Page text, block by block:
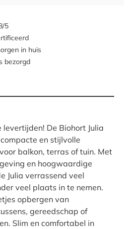
5
in huis
bezorgd
De Biohort Julia
en stijlvolle
balkon, terras of tuin. Met
en hoogwaardige
Julia verrassend veel
veel plaats in te nemen.
opbergen van
gereedschap of
Slim en comfortabel in